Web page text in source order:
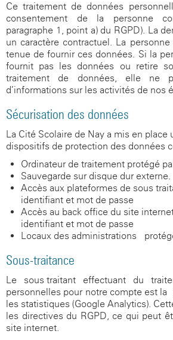
Ce traitement de données
consentement de la personne
paragraphe 1, point a) du RGPD). La
un caractère contractuel. La
tenue de fournir ces données. Si la
fournit pas les données ou retire
traitement de données, elle ne
d’informations sur les activités de nos
Sécurisation des données
La Cité Scolaire de Nay a mis en place
dispositifs de protection des données
Ordinateur de traitement protégé
Sauvegarde sur disque dur externe.
Accès aux plateformes de sous-
identifiant et mot de passe
Accès au back office du site
identifiant et mot de passe
Locaux des administrations
Sous-traitance
Le sous-traitant effectuant du
personnelles pour notre compte est
les statistiques (Google Analytics).
les directives du RGPD, ce qui peut
site internet.